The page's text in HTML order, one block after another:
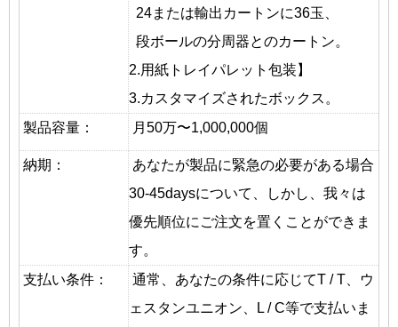
24または輸出カートンに36玉、
段ボールの分周器とのカートン。
2.用紙トレイパレット包装】
3.カスタマイズされたボックス。
製品容量：
月50万〜1,000,000個
納期：
あなたが製品に緊急の必要がある場合
30-45daysについて、しかし、我々は
優先順位にご注文を置くことができま
す。
支払い条件：
通常、あなたの条件に応じてT / T、ウ
ェスタンユニオン、L / C等で支払いま